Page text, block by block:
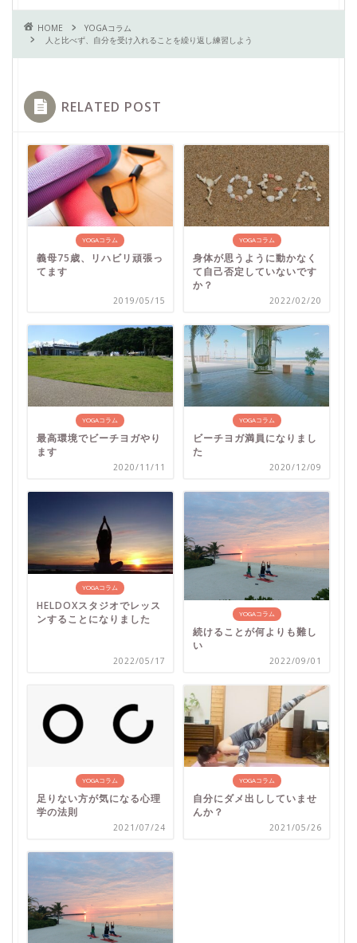
HOME
YOGAコラム
人と比べず、自分を受け入れることを繰り返し練習しよう
RELATED POST
YOGAコラム
義母75歳、リハビリ頑張っ
てます
2019/05/15
YOGAコラム
身体が思うように動かなく
て自己否定していないです
か？
2022/02/20
YOGAコラム
最高環境でビーチヨガやり
ます
2020/11/11
YOGAコラム
ビーチヨガ満員になりまし
た
2020/12/09
YOGAコラム
HELDOXスタジオでレッス
ンすることになりました
2022/05/17
YOGAコラム
続けることが何よりも難し
い
2022/09/01
YOGAコラム
足りない方が気になる心理
学の法則
2021/07/24
YOGAコラム
自分にダメ出ししていませ
んか？
2021/05/26